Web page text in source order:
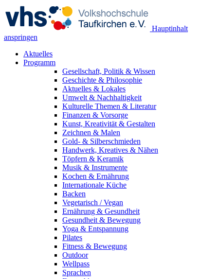
Hauptinhalt
anspringen
Aktuelles
Programm
Gesellschaft, Politik & Wissen
Geschichte & Philosophie
Aktuelles & Lokales
Umwelt & Nachhaltigkeit
Kulturelle Themen & Literatur
Finanzen & Vorsorge
Kunst, Kreativität & Gestalten
Zeichnen & Malen
Gold- & Silberschmieden
Handwerk, Kreatives & Nähen
Töpfern & Keramik
Musik & Instrumente
Kochen & Ernährung
Internationale Küche
Backen
Vegetarisch / Vegan
Ernährung & Gesundheit
Gesundheit & Bewegung
Yoga & Entspannung
Pilates
Fitness & Bewegung
Outdoor
Wellpass
Sprachen